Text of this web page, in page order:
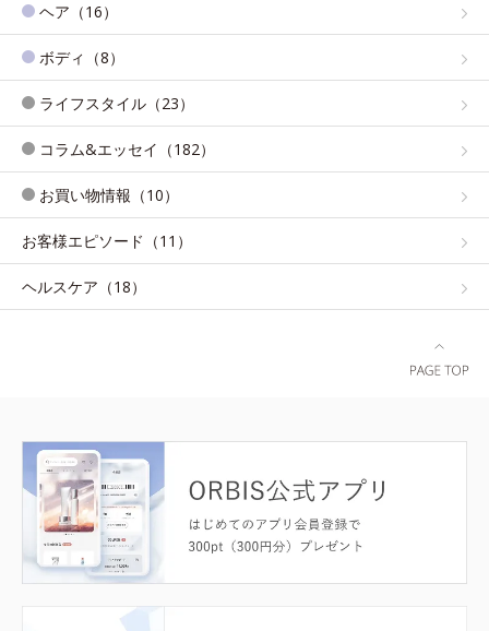
ヘア（16）
ボディ（8）
ライフスタイル（23）
コラム&エッセイ（182）
お買い物情報（10）
お客様エピソード（11）
ヘルスケア（18）